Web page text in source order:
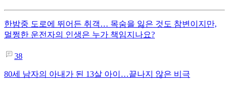
한밤중 도로에 뛰어든 취객… 목숨을 잃은 것도 참변이지만,
멀쩡한 운전자의 인생은 누가 책임지나요?
38
80세 남자의 아내가 된 13살 아이…끝나지 않은 비극